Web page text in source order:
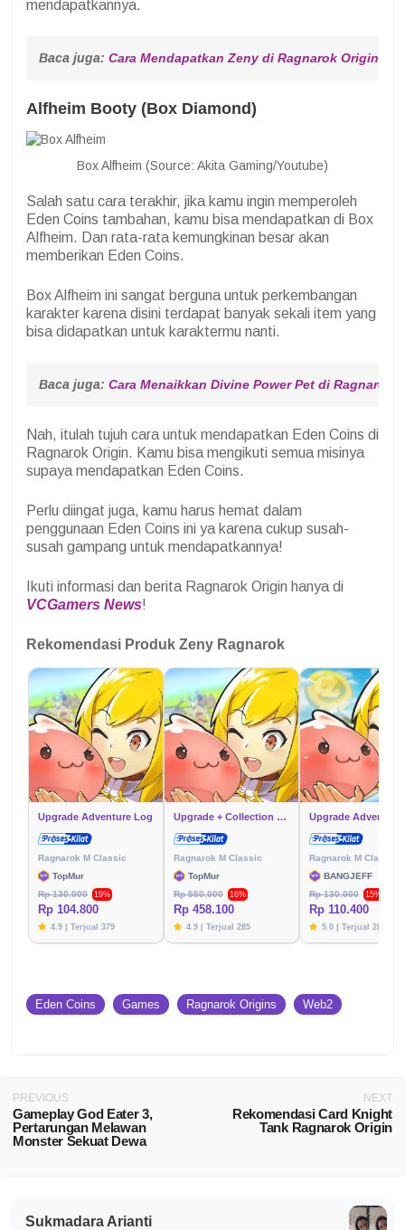
mendapatkannya.
Baca juga: Cara Mendapatkan Zeny di Ragnarok Origin,
Alfheim Booty (Box Diamond)
Box Alfheim (Source: Akita Gaming/Youtube)
Salah satu cara terakhir, jika kamu ingin memperoleh
Eden Coins tambahan, kamu bisa mendapatkan di Box
Alfheim. Dan rata-rata kemungkinan besar akan
memberikan Eden Coins.
Box Alfheim ini sangat berguna untuk perkembangan
karakter karena disini terdapat banyak sekali item yang
bisa didapatkan untuk karaktermu nanti.
Baca juga: Cara Menaikkan Divine Power Pet di Ragnarok
Nah, itulah tujuh cara untuk mendapatkan Eden Coins di
Ragnarok Origin. Kamu bisa mengikuti semua misinya
supaya mendapatkan Eden Coins.
Perlu diingat juga, kamu harus hemat dalam
penggunaan Eden Coins ini ya karena cukup susah-
susah gampang untuk mendapatkannya!
Ikuti informasi dan berita Ragnarok Origin hanya di
VCGamers News!
Rekomendasi Produk Zeny Ragnarok
Upgrade Adventure Log
Ragnarok M Classic
TopMur
Rp 130.000
19%
Rp 104.800
4.9 | Terjual 379
Upgrade + Collection Adventure Log
Ragnarok M Classic
TopMur
Rp 550.000
16%
Rp 458.100
4.9 | Terjual 285
Upgrade Adventure
Ragnarok M Classic
BANGJEFF
Rp 130.000
15%
Rp 110.400
5.0 | Terjual 281
Eden Coins Games Ragnarok Origins Web2
PREVIOUS
Gameplay God Eater 3,
Pertarungan Melawan
Monster Sekuat Dewa
NEXT
Rekomendasi Card Knight
Tank Ragnarok Origin
Sukmadara Arianti